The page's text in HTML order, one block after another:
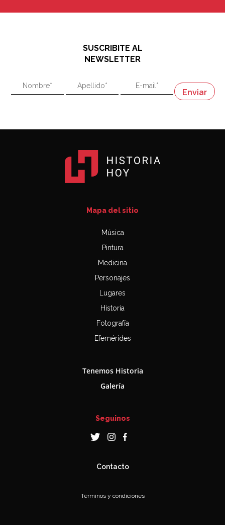
"En política, la estupidez no es una desventaja"
"En política, la estupidez no es una desventaja"
Napoleón
SUSCRIBITE AL
NEWSLETTER
Mapa del sitio
Música
Pintura
Medicina
Personajes
Lugares
Historia
Fotografía
Efemérides
Tenemos Historia
Galería
Seguinos
Contacto
Términos y condiciones